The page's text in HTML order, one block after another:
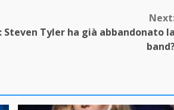
Steven Tyler ha già abbandonato